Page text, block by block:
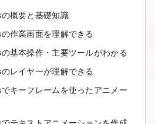
概要と基礎知識
作業画面を理解できる
基本操作・主要ツールがわかる
レイヤーが理解できる
キーフレームを使ったアニメー